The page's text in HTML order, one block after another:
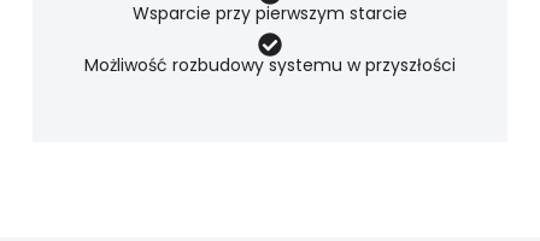
Wsparcie przy pierwszym starcie
Możliwość rozbudowy systemu w przyszłości